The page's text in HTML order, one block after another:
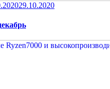
29.10.2020